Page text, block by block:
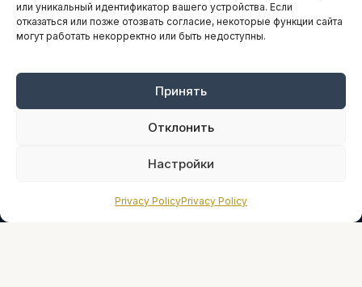
или уникальный идентификатор вашего устройства. Если
отказаться или позже отозвать согласие, некоторые функции сайта
могут работать некорректно или быть недоступны.
Принять
Отклонить
Настройки
Privacy PolicyPrivacy Policy
НАВИГАЦИЯ
Оплата онлайн